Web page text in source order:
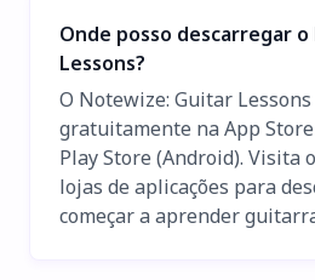
Onde posso descarregar
Lessons?
O Notewize: Guitar
gratuitamente na App Store
Play Store (Android). Visita
lojas de aplicações para
começar a aprender